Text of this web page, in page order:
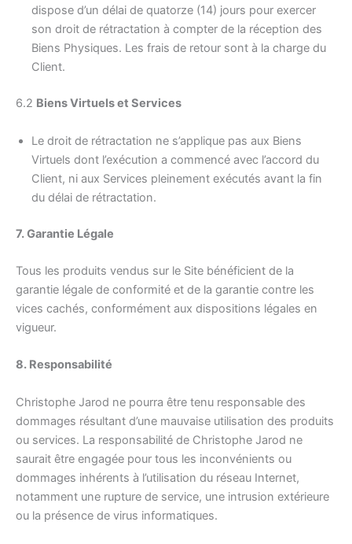
dispose d’un délai de quatorze (14) jours pour exercer
son droit de rétractation à compter de la réception des
Biens Physiques. Les frais de retour sont à la charge du
Client.
6.2 Biens Virtuels et Services
Le droit de rétractation ne s’applique pas aux Biens
Virtuels dont l’exécution a commencé avec l’accord du
Client, ni aux Services pleinement exécutés avant la fin
du délai de rétractation.
7. Garantie Légale
Tous les produits vendus sur le Site bénéficient de la
garantie légale de conformité et de la garantie contre les
vices cachés, conformément aux dispositions légales en
vigueur.
8. Responsabilité
Christophe Jarod ne pourra être tenu responsable des
dommages résultant d’une mauvaise utilisation des produits
ou services. La responsabilité de Christophe Jarod ne
saurait être engagée pour tous les inconvénients ou
dommages inhérents à l’utilisation du réseau Internet,
notamment une rupture de service, une intrusion extérieure
ou la présence de virus informatiques.